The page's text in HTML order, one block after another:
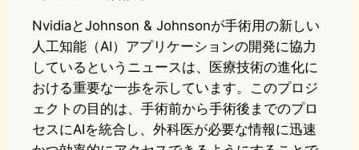
NvidiaとJohnson & Johnsonが手術用の新しい
人工知能（AI）アプリケーションの開発に協力
しているというニュースは、医療技術の進化に
おける重要な一歩を示しています。このプロジ
ェクトの目的は、手術前から手術後までのプロ
セスにAIを統合し、外科医が必要な情報に迅速